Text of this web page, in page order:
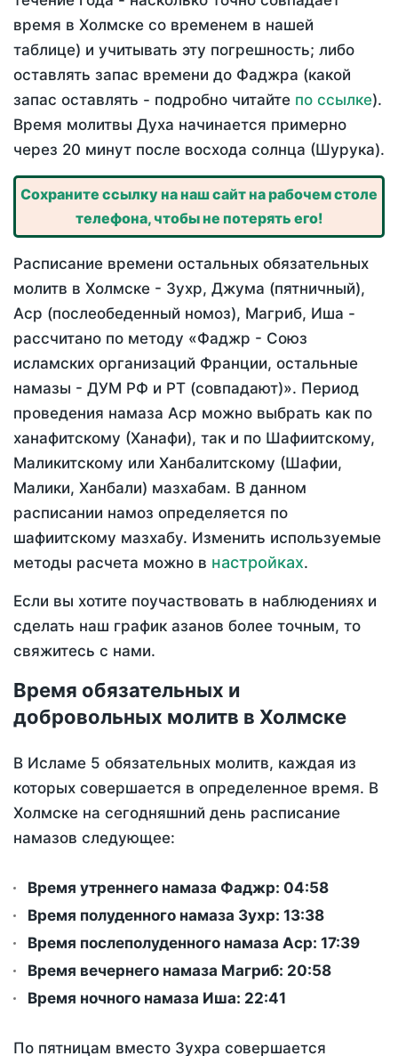
время в Холмске со временем в нашей
таблице) и учитывать эту погрешность; либо
оставлять запас времени до Фаджра (какой
запас оставлять - подробно читайте по ссылке).
Время молитвы Духа начинается примерно
через 20 минут после восхода солнца (Шурука).
Сохраните ссылку на наш сайт на рабочем столе
телефона, чтобы не потерять его!
Расписание времени остальных обязательных
молитв в Холмске - Зухр, Джума (пятничный),
Аср (послеобеденный номоз), Магриб, Иша -
рассчитано по методу «Фаджр - Союз
исламских организаций Франции, остальные
намазы - ДУМ РФ и РТ (совпадают)». Период
проведения намаза Аср можно выбрать как по
ханафитскому (Ханафи), так и по Шафиитскому,
Маликитскому или Ханбалитскому (Шафии,
Малики, Ханбали) мазхабам. В данном
расписании намоз определяется по
шафиитскому мазхабу. Изменить используемые
методы расчета можно в настройках.
Если вы хотите поучаствовать в наблюдениях и
сделать наш график азанов более точным, то
свяжитесь с нами.
Время обязательных и
добровольных молитв в Холмске
В Исламе 5 обязательных молитв, каждая из
которых совершается в определенное время. В
Холмске на сегодняшний день расписание
намазов следующее:
Время утреннего намаза Фаджр: 04:58
Время полуденного намаза Зухр: 13:38
Время послеполуденного намаза Аср: 17:39
Время вечернего намаза Магриб: 20:58
Время ночного намаза Иша: 22:41
По пятницам вместо Зухра совершается